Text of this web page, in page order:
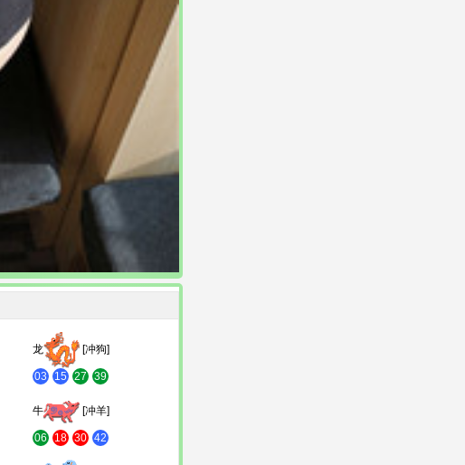
龙 [冲狗]
03 15 27 39
牛 [冲羊]
06 18 30 42